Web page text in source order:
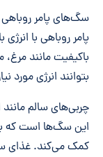
سگ‌های پامر روباهی
پامر روباهی با
باکیفیت مانند
بتوانند انرژی مورد
این سگ‌ها است که
کمک می‌کند. غذای